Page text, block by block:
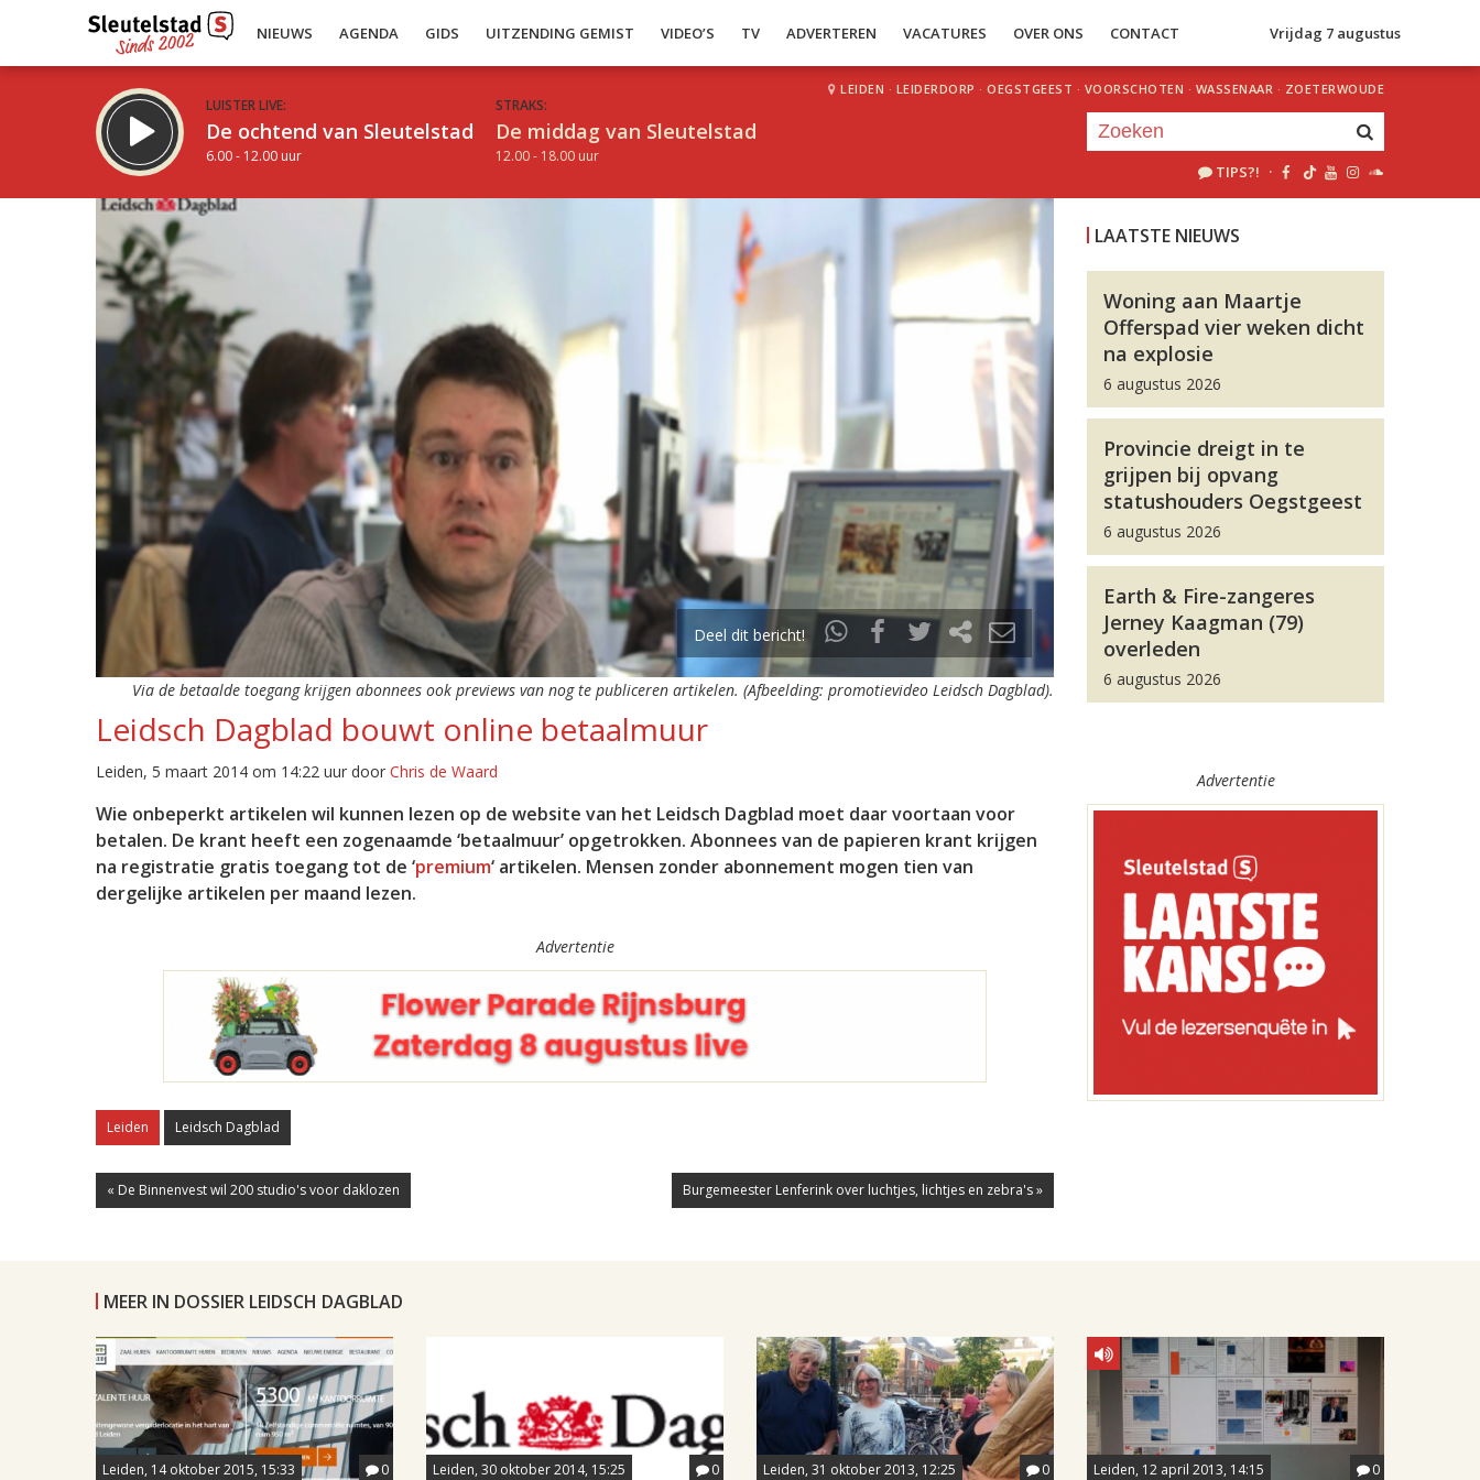
NIEUWS AGENDA GIDS UITZENDING GEMIST VIDEO’S TV ADVERTEREN VACATURES OVER ONS CONTACT Vrijdag 7 augustus
LUISTER LIVE:
De ochtend van Sleutelstad
6.00 - 12.00 uur
STRAKS:
De middag van Sleutelstad
12.00 - 18.00 uur
LEIDEN · LEIDERDORP · OEGSTGEEST · VOORSCHOTEN · WASSENAAR · ZOETERWOUDE
TIPS?! ·
Deel dit bericht!
Via de betaalde toegang krijgen abonnees ook previews van nog te publiceren artikelen. (Afbeelding: promotievideo Leidsch Dagblad).
Leidsch Dagblad bouwt online betaalmuur
Leiden, 5 maart 2014 om 14:22 uur door Chris de Waard
Wie onbeperkt artikelen wil kunnen lezen op de website van het Leidsch Dagblad moet daar voortaan voor
betalen. De krant heeft een zogenaamde ‘betaalmuur’ opgetrokken. Abonnees van de papieren krant krijgen
na registratie gratis toegang tot de ‘premium‘ artikelen. Mensen zonder abonnement mogen tien van
dergelijke artikelen per maand lezen.
Advertentie
Leiden Leidsch Dagblad
« De Binnenvest wil 200 studio's voor daklozen Burgemeester Lenferink over luchtjes, lichtjes en zebra's »
LAATSTE NIEUWS
Woning aan Maartje
Offerspad vier weken dicht
na explosie
6 augustus 2026
Provincie dreigt in te
grijpen bij opvang
statushouders Oegstgeest
6 augustus 2026
Earth & Fire-zangeres
Jerney Kaagman (79)
overleden
6 augustus 2026
Advertentie
MEER IN DOSSIER LEIDSCH DAGBLAD
Leiden, 14 oktober 2015, 15:33 0 Leiden, 30 oktober 2014, 15:25 0 Leiden, 31 oktober 2013, 12:25 0 Leiden, 12 april 2013, 14:15 0